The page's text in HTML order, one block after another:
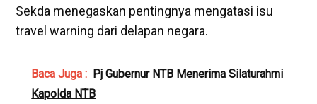
Sekda menegaskan pentingnya mengatasi isu
travel warning dari delapan negara.
Baca Juga : Pj Gubernur NTB Menerima Silaturahmi
Kapolda NTB